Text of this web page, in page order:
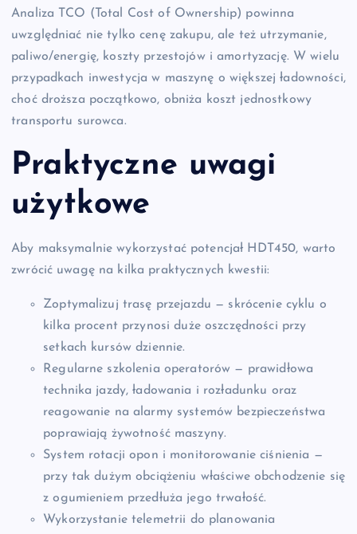
Analiza TCO (Total Cost of Ownership) powinna
uwzględniać nie tylko cenę zakupu, ale też utrzymanie,
paliwo/energię, koszty przestojów i amortyzację. W wielu
przypadkach inwestycja w maszynę o większej ładowności,
choć droższa początkowo, obniża koszt jednostkowy
transportu surowca.
Praktyczne uwagi
użytkowe
Aby maksymalnie wykorzystać potencjał HDT450, warto
zwrócić uwagę na kilka praktycznych kwestii:
Zoptymalizuj trasę przejazdu — skrócenie cyklu o
kilka procent przynosi duże oszczędności przy
setkach kursów dziennie.
Regularne szkolenia operatorów — prawidłowa
technika jazdy, ładowania i rozładunku oraz
reagowanie na alarmy systemów bezpieczeństwa
poprawiają żywotność maszyny.
System rotacji opon i monitorowanie ciśnienia —
przy tak dużym obciążeniu właściwe obchodzenie się
z ogumieniem przedłuża jego trwałość.
Wykorzystanie telemetrii do planowania